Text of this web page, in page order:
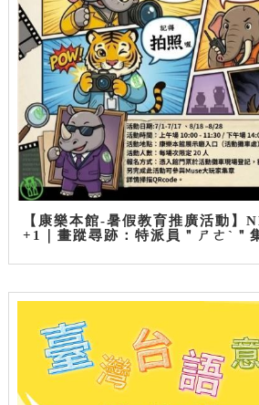
【康樂本館-暑假教育推廣活動】
+1｜畫蹤尋跡：特派員＂ㄕㄜˋ＂